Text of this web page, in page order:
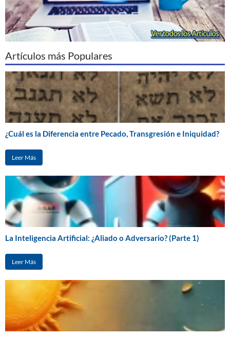
Artículos más Populares
¿Cuál es la Diferencia entre Pecado, Transgresión e Iniquidad?
Leer Más
La Inteligencia Artificial: ¿Aliado o Adversario? (Parte 1)
Leer Más